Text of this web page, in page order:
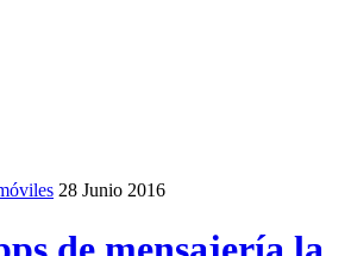
28 Junio 2016